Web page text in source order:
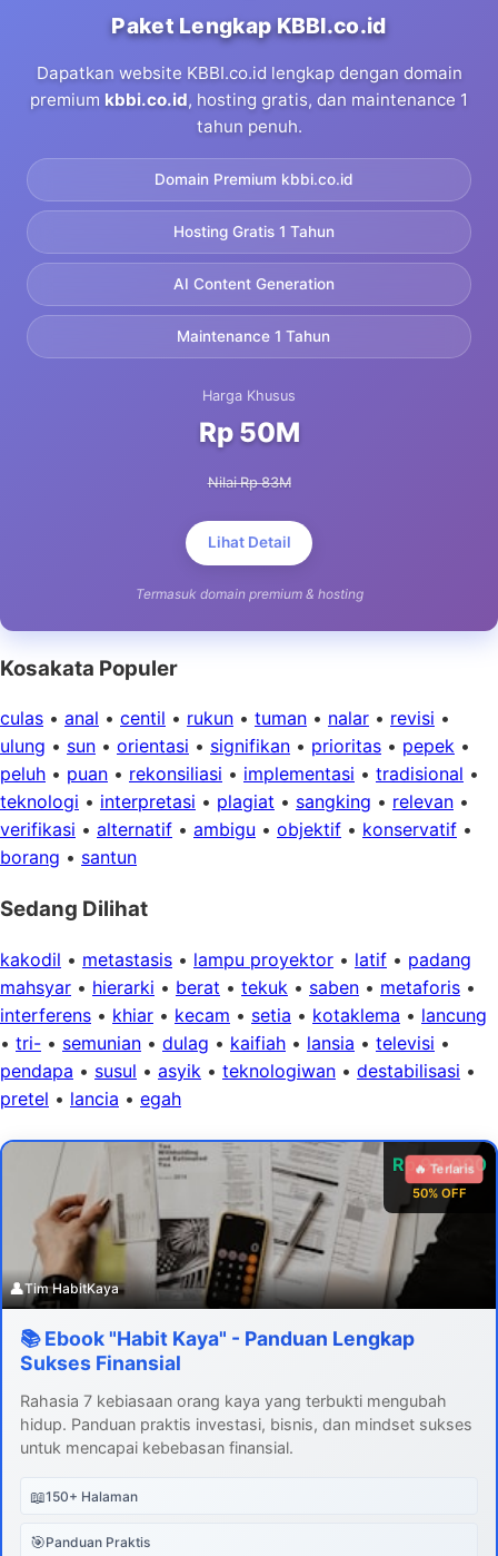
Paket Lengkap KBBI.co.id
Dapatkan website KBBI.co.id lengkap dengan domain
premium kbbi.co.id, hosting gratis, dan maintenance 1
tahun penuh.
Domain Premium kbbi.co.id
Hosting Gratis 1 Tahun
AI Content Generation
Maintenance 1 Tahun
Harga Khusus
Rp 50M
Nilai Rp 83M
Lihat Detail
Termasuk domain premium & hosting
Kosakata Populer
culas • anal • centil • rukun • tuman • nalar • revisi •
ulung • sun • orientasi • signifikan • prioritas • pepek •
peluh • puan • rekonsiliasi • implementasi • tradisional •
teknologi • interpretasi • plagiat • sangking • relevan •
verifikasi • alternatif • ambigu • objektif • konservatif •
borang • santun
Sedang Dilihat
kakodil • metastasis • lampu proyektor • latif • padang
mahsyar • hierarki • berat • tekuk • saben • metaforis •
interferens • khiar • kecam • setia • kotaklema • lancung
• tri- • semunian • dulag • kaifiah • lansia • televisi •
pendapa • susul • asyik • teknologiwan • destabilisasi •
pretel • lancia • egah
Rp 99.000
50% OFF
🔥 Terlaris
👤Tim HabitKaya
📚 Ebook "Habit Kaya" - Panduan Lengkap
Sukses Finansial
Rahasia 7 kebiasaan orang kaya yang terbukti mengubah
hidup. Panduan praktis investasi, bisnis, dan mindset sukses
untuk mencapai kebebasan finansial.
📖150+ Halaman
🎯Panduan Praktis